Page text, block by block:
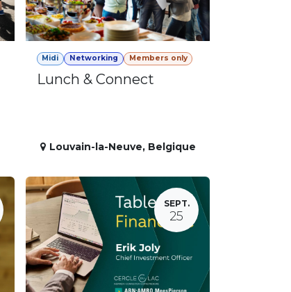
Midi Networking Members only
Lunch & Connect
Louvain-la-Neuve, Belgique
SEPT.
25